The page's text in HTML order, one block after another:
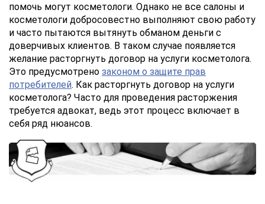
помочь могут косметологи. Однако не все салоны и
косметологи добросовестно выполняют свою работу
и часто пытаются вытянуть обманом деньги с
доверчивых клиентов. В таком случае появляется
желание расторгнуть договор на услуги косметолога.
Это предусмотрено законом о защите прав
потребителей. Как расторгнуть договор на услуги
косметолога? Часто для проведения расторжения
требуется адвокат, ведь этот процесс включает в
себя ряд нюансов.